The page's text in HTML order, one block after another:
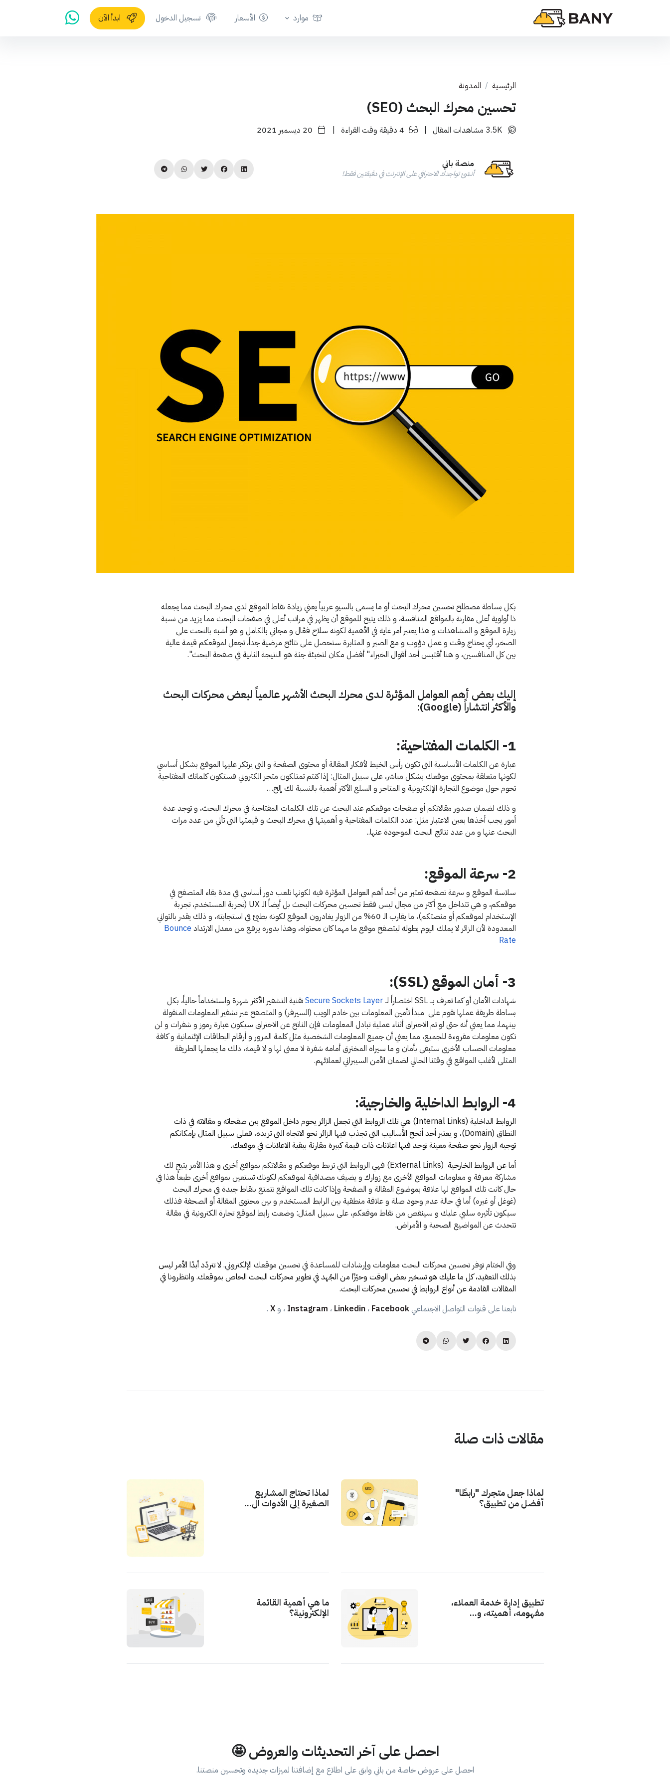
موارد الأسعار تسجيل الدخول ابدأ الآن
الرئيسية المدونة
تحسين محرك البحث (SEO)
3.5K مشاهدات المقال |
|
منصة باني
أنشئ تواجدك الاحترافي على الإنترنت في دقيقتين فقط!
بكل بساطة مصطلح تحسين محرك البحث أو ما يسمى بالسيو عربياً يعني زيادة نقاط الموقع لدى محرك البحث مما يجعله
ذا أولوية أعلى مقارنة بالمواقع المنافسة، و ذلك يتيح للموقع أن يظهر في مراتب أعلى في صفحات البحث مما يزيد من نسبة
زيارة الموقع و المشاهدات و هذا يعتبر أمر غاية في الأهمية لكونه سلاح فعَّال و مجاني بالكامل و هو أشبه بالنحت على
الصخر، أي يحتاج وقت و عمل دؤوب و مع الصبر و المثابرة ستحصل على نتائج مرضية جداً، تجعل لموقعكم قيمة عالية
بين كل المنافسين، و هنا أقتبس أحد أقوال الخبراء" أفضل مكان لتخبئة جثة هو النتيجة الثانية في صفحة البحث".
إليك بعض أهم العوامل المؤثرة لدى محرك البحث الأشهر عالمياً لبعض محركات البحث
والأكثر انتشاراً (Google):
1- الكلمات المفتاحية:
عبارة عن الكلمات الأساسية التي تكون رأس الخيط لأفكار المقالة أو محتوى الصفحة و التي يرتكز عليها الموقع بشكل أساسي
لكونها متعلقة بمحتوى موقعك بشكل مباشر، على سبيل المثال: إذا كنتم تمتلكون متجر الكتروني فستكون كلماتك المفتاحية
تحوم حول موضوع التجارة الإلكترونية و المتاجر و السلع الأكثر أهمية بالنسبة لك إلخ…
و ذلك لضمان صدور مقالاتكم أو صفحات موقعكم عند البحث عن تلك الكلمات المفتاحية في محرك البحث، و توجد عدة
أمور يجب أخذها بعين الاعتبار مثل: عدد الكلمات المفتاحية و أهميتها في محرك البحث و قيمتها التي تأتي من عدد مرات
البحث عنها و من عدد نتائج البحث الموجودة عنها..
2- سرعة الموقع:
سلاسة الموقع و سرعة تصفحه تعتبر من أحد أهم العوامل المؤثرة فيه لكونها تلعب دور أساسي في مدة بقاء المتصفح في
موقعكم، و هي تتداخل مع أكثر من مجال ليس فقط تحسين محركات البحث بل أيضاً الـ UX (تجربة المستخدم، تجربة
الإستخدام لموقعكم أو منصتكم)، ما يقارب الـ 60% من الزوار يغادرون الموقع لكونه بطيئ في استجابته، و ذلك يقدر بالثواني
المعدودة لأن الزائر لا يملك اليوم بطوله ليتصفح موقع ما مهما كان محتواه، وهذا بدوره يرفع من معدل الارتداد Bounce
Rate
3- أمان الموقع (SSL):
شهادات الأمان أو كما تعرف بـــ SSL اختصاراً لــ Secure Sockets Layerتقنية التشفير الأكثر شهرة واستخداماً حالياً، بكل
بساطة طريقة عملها تقوم على مبدأ تأمين المعلومات بين خادم الويب (السيرفر) و المتصفح عبر تشفير المعلومات المنقولة
بينهما، مما يعني أنه حتى لو تم الاختراق أثناء عملية تبادل المعلومات فإن الناتج عن الاختراق سيكون عبارة رموز و شفرات و لن
تكون معلومات مقروءة للجميع، مما يعني أن جميع المعلومات الشخصية مثل كلمة المرور و أرقام البطاقات الإئتمانية و كافة
معلومات الحساب الأخرى ستبقى بأمان و ما سيراه المخترق أمامه شفرة لا معنى لها و لا قيمة، ذلك ما يجعلها الطريقة
المثلى لأغلب المواقع في وقتنا الحالي لضمان الأمن السيبراني لعملائهم.
4- الروابط الداخلية والخارجية:
الروابط الداخلية (Internal Links) هي تلك الروابط التي تجعل الزائر يحوم داخل الموقع بين صفحاته و مقالاته في ذات
النطاق (Domain)، و يعتبر أحد أنجح الأساليب التي تجذب فيها الزائر نحو الاتجاه التي تريده، فعلى سبيل المثال بإمكانكم
توجيه الزوار نحو صفحة معينة توجد فيها اعلانات ذات قيمة كبيرة مقارنة ببقية الاعلانات في موقعك.
أما عن الروابط الخارجية
(External Links) فهي الروابط التي تربط موقعكم و مقالاتكم بمواقع أخرى و هذا الأمر يتيح لك
مشاركة معرفة و معلومات المواقع الأخرى مع زوارك و يضيف مصداقية لموقعكم لكونك تستعين بمواقع أخرى طبعاً هذا في
حال كانت تلك المواقع لها علاقة بموضوع المقالة و الصفحة وإذا كانت تلك المواقع تتمتع بنقاط جيدة في محرك البحث
(غوغل أو غيره) أما في حالة عدم وجود صلة و علاقة منطقية بين الرابط المستخدم و بين محتوى المقالة أو الصحفة فذلك
سيكون تأثيره سلبي عليك و سينقص من نقاط موقعكم، على سبيل المثال: وضعت رابط لموقع تجارة الكترونية في مقالة
تتحدث عن المواضيع الصحية و الأمراض.
وفي الختامتوفر تحسين محركات البحث معلومات وإرشادات للمساعدة في تحسين موقعك الإلكتروني. لا تتردّد أبدًا الأمر ليس
بذلك التعقيد، كل ما عليك هو تسخير بعض الوقت وحيّزًا من الجُهد في تطوير محركات البحث الخاص بموقعك. وانتظرونا في
المقالات القادمة عن أنواع الروابط في تحسين محركات البحث.
تابعنا على قنوات التواصل الاجتماعي
Instagram ، Linkedin ، Facebook ، وX
.
مقالات ذات صلة
لماذا جعل متجرك "رابطًا"
أفضل من تطبيق؟
لماذا تحتاج المشاريع
الصغيرة إلى الأدوات ال...
تطبيق إدارة خدمة العملاء،
مفهومه، أهميته، و...
ما هي أهمية القائمة
الإلكترونية؟
احصل على آخر التحديثات والعروض 🤩
احصل على عروض خاصة من باني وابق على اطلاع مع إضافتنا لميزات جديدة وتحسين منصتنا.